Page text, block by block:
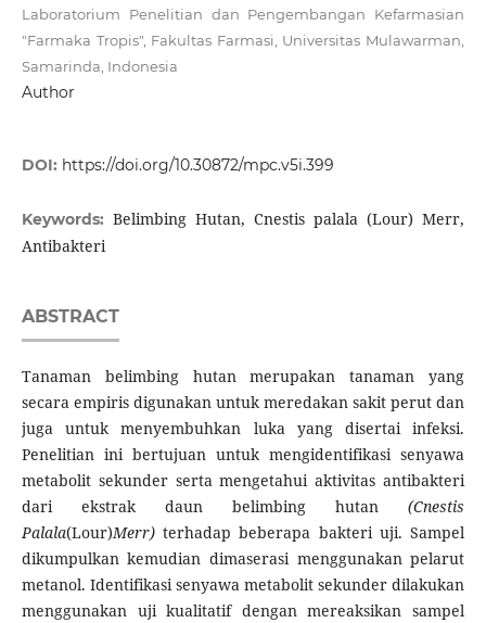
Laboratorium Penelitian dan Pengembangan Kefarmasian
"Farmaka Tropis", Fakultas Farmasi, Universitas Mulawarman,
Samarinda, Indonesia
Author
DOI: https://doi.org/10.30872/mpc.v5i.399
Keywords: Belimbing Hutan, Cnestis palala (Lour) Merr,
Antibakteri
ABSTRACT
Tanaman belimbing hutan merupakan tanaman yang
secara empiris digunakan untuk meredakan sakit perut dan
juga untuk menyembuhkan luka yang disertai infeksi.
Penelitian ini bertujuan untuk mengidentifikasi senyawa
metabolit sekunder serta mengetahui aktivitas antibakteri
dari ekstrak daun belimbing hutan(Cnestis
Palala(Lour)Merr)terhadap beberapa bakteri uji. Sampel
dikumpulkan kemudian dimaserasi menggunakan pelarut
metanol. Identifikasi senyawa metabolit sekunder dilakukan
menggunakan uji kualitatif dengan mereaksikan sampel